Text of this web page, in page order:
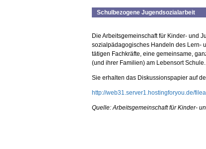
Schulbezogene Jugendsozialarbeit
Die Arbeitsgemeinschaft für Kinder- und
sozialpädagogisches Handeln des Lern-
tätigen Fachkräfte, eine gemeinsame,
(und ihrer Familien) am Lebensort Schule.
Sie erhalten das Diskussionspapier auf
http://web31.server1.hostingforyou.de/
Quelle: Arbeitsgemeinschaft für Kinder-